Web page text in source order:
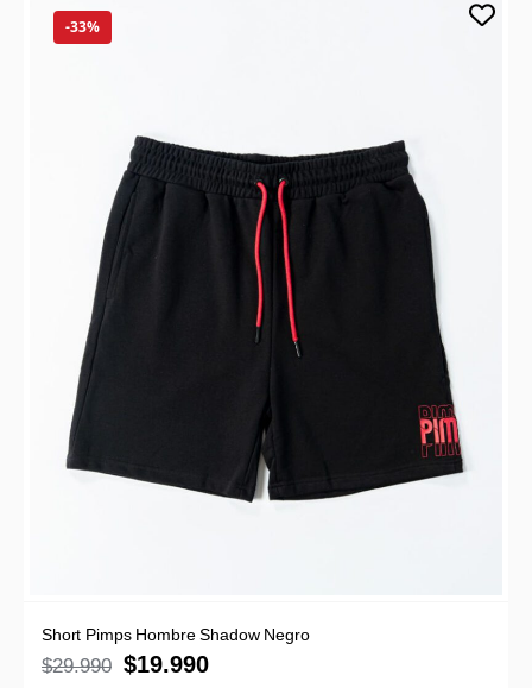
-33%
Short Pimps Hombre Shadow Negro
$29.990 $19.990